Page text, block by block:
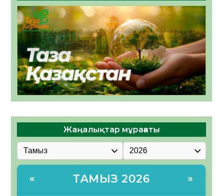
Жаңалықтар мұрағаты
« ТАМЫЗ 2026 »